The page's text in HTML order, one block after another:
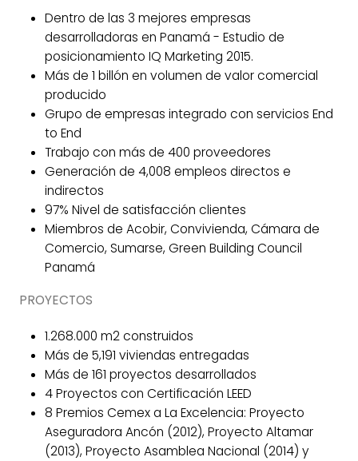
Dentro de las 3 mejores empresas
desarrolladoras en Panamá - Estudio de
posicionamiento IQ Marketing 2015.
Más de 1 billón en volumen de valor comercial
producido
Grupo de empresas integrado con servicios End
to End
Trabajo con más de 400 proveedores
Generación de 4,008 empleos directos e
indirectos
97% Nivel de satisfacción clientes
Miembros de Acobir, Convivienda, Cámara de
Comercio, Sumarse, Green Building Council
Panamá
PROYECTOS
1.268.000 m2 construidos
Más de 5,191 viviendas entregadas
Más de 161 proyectos desarrollados
4 Proyectos con Certificación LEED
8 Premios Cemex a La Excelencia: Proyecto
Aseguradora Ancón (2012), Proyecto Altamar
(2013), Proyecto Asamblea Nacional (2014) y